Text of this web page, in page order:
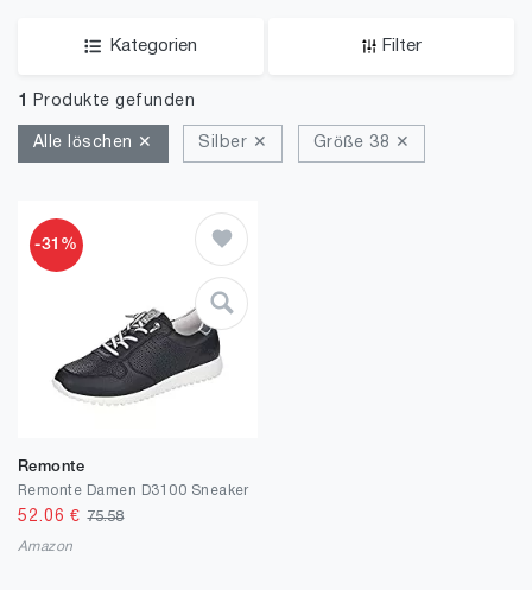
Kategorien Filter
1 Produkte gefunden
Alle löschen ✕ Silber ✕ Größe 38 ✕
-31%
Remonte
Remonte Damen D3100 Sneaker
52.06 €75.58
Amazon